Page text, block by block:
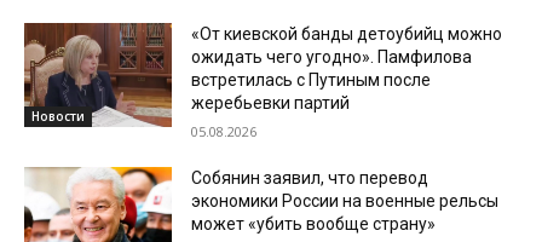
Новости
«От киевской банды детоубийц можно
ожидать чего угодно». Памфилова
встретилась с Путиным после
жеребьевки партий
05.08.2026
Собянин заявил, что перевод
экономики России на военные рельсы
может «убить вообще страну»